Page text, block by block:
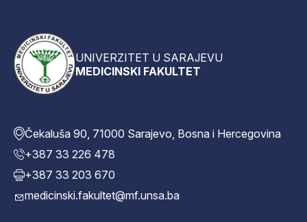
UNIVERZITET U SARAJEVU
MEDICINSKI FAKULTET
Čekaluša 90, 71000 Sarajevo, Bosna i Hercegovina
+387 33 226 478
+387 33 203 670
medicinski.fakultet@mf.unsa.ba